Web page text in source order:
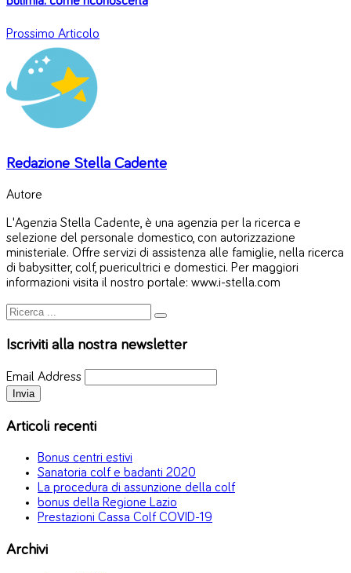
Prossimo Articolo
Redazione Stella Cadente
Autore
L'Agenzia Stella Cadente, è una agenzia per la ricerca e
selezione del personale domestico, con autorizzazione
ministeriale. Offre servizi di assistenza alle famiglie, nella ricerca
di babysitter, colf, puericultrici e domestici. Per maggiori
informazioni visita il nostro portale: www.i-stella.com
Iscriviti alla nostra newsletter
Email Address
Articoli recenti
Bonus centri estivi
Sanatoria colf e badanti 2020
La procedura di assunzione della colf
bonus della Regione Lazio
Prestazioni Cassa Colf COVID-19
Archivi